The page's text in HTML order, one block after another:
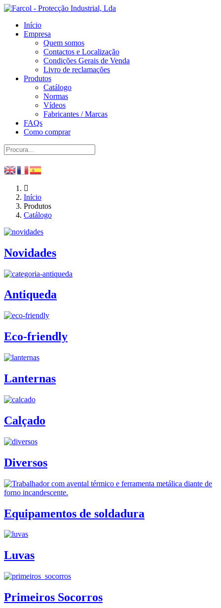
Início
Empresa
Quem somos
Contactos e Localização
Condições Gerais de Venda
Livro de reclamações
Produtos
Catálogo
Normas
Vídeos
Fabricantes / Marcas
FAQs
Como comprar
Início
Produtos
Catálogo
Novidades
Antiqueda
Eco-friendly
Lanternas
Calçado
Diversos
Equipamentos de soldadura
Luvas
Primeiros Socorros